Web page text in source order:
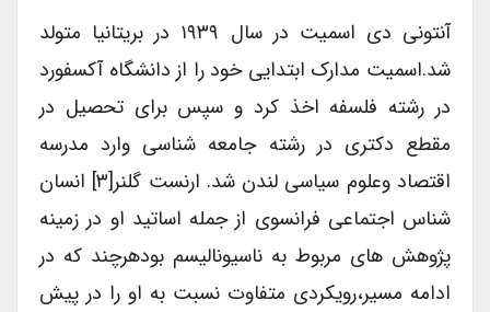
آنتونی دی اسمیت در سال ۱۹۳۹ در بریتانیا متولد
شد.اسمیت مدارک ابتدایی خود را از دانشگاه آکسفورد
در رشته فلسفه اخذ کرد و سپس برای تحصیل در
مقطع دکتری در رشته جامعه شناسی وارد مدرسه
اقتصاد وعلوم سیاسی لندن شد. ارنست گلنر[۳] انسان
شناس اجتماعی فرانسوی از جمله اساتید او در زمینه
پژوهش های مربوط به ناسیونالیسم بودهرچند که در
ادامه مسیر،رویکردی متفاوت نسبت به او را در پیش